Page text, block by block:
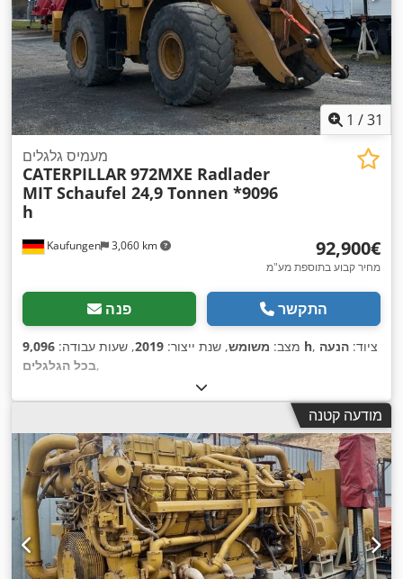
1 /31
Kaufungen 3,060 km
מעמיס גלגלים
CATERPILLAR972MXE Radlader
MIT Schaufel 24,9 Tonnen *9096
h
‏92,900 ‏€
מחיר קבוע בתוספת מע"מ
פנה התקשר
מצב: משומש, שנת ייצור: 2019, שעות עבודה: 9,096 h , ציוד: הנעה
בכל הגלגלים,
מודעה קטנה